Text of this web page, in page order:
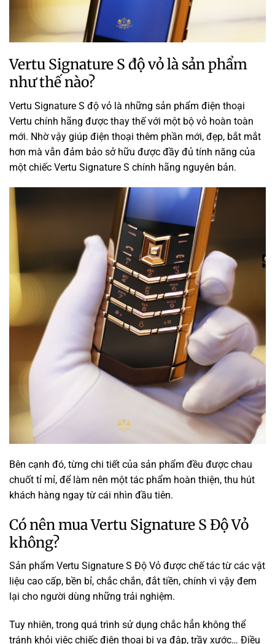
Vertu Signature S độ vỏ là sản phẩm
như thế nào?
Vertu Signature S độ vỏ là những sản phẩm điện thoại
Vertu chính hãng được thay thế với một bộ vỏ hoàn toàn
mới. Nhờ vậy giúp điện thoại thêm phần mới, đẹp, bắt mắt
hơn mà vẫn đảm bảo sở hữu được đầy đủ tính năng của
một chiếc Vertu Signature S chính hãng nguyên bản.
Bên cạnh đó, từng chi tiết của sản phẩm đều được chau
chuốt tỉ mỉ, để làm nên một tác phẩm hoàn thiện, thu hút
khách hàng ngay từ cái nhìn đầu tiên.
Có nên mua Vertu Signature S Độ Vỏ
không?
Sản phẩm Vertu Signature S Độ Vỏ được chế tác từ các vật
liệu cao cấp, bền bỉ, chắc chắn, đắt tiền, chính vì vậy đem
lại cho người dùng những trải nghiệm.
Tuy nhiên, trong quá trình sử dụng chắc hẳn không thể
tránh khỏi việc chiếc điện thoại bị va đập, trầy xước… Điều